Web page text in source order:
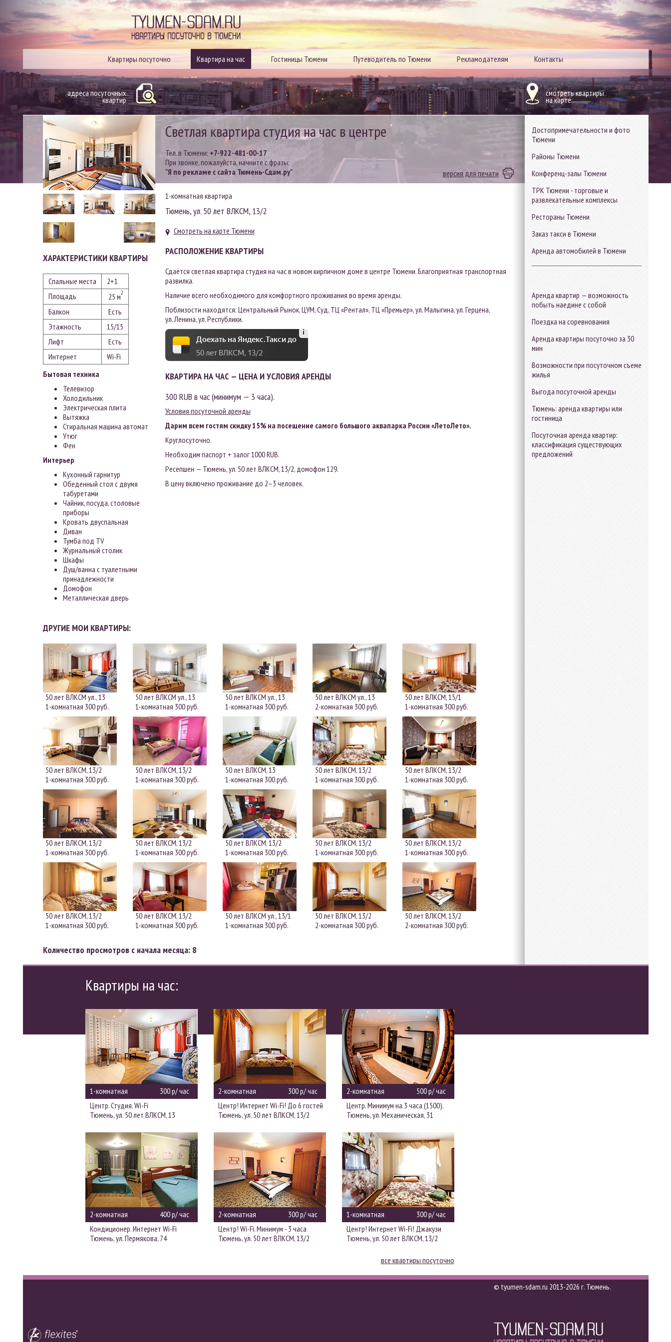
Квартиры посуточно в Тюмени
Квартиры посуточно Квартира на час Гостиницы Тюмени Путеводитель по Тюмени Рекламодателям Контакты
адреса посуточных
квартир
смотреть квартиры
на карте
Достопримечательности и фото
Тюмени
Районы Тюмени
Конференц-залы Тюмени
ТРК Тюмени - торговые и
развлекательные комплексы
Рестораны Тюмени
Заказ такси в Тюмени
Аренда автомобилей в Тюмени
Аренда квартир — возможность
побыть наедине с собой
Поездка на соревнования
Аренда квартиры посуточно за 30
мин
Возможности при посуточном съеме
жилья
Выгода посуточной аренды
Тюмень: аренда квартиры или
гостиница
Посуточная аренда квартир:
классификация существующих
предложений
Светлая квартира студия на час в центре
Тел. в Тюмени: +7-922-481-00-17
При звонке, пожалуйста, начните с фразы:
"Я по рекламе с сайта Тюмень-Сдам.ру"
версия для печати
ХАРАКТЕРИСТИКИ КВАРТИРЫ
Спальные места
2+1
Площадь
25 м2
Балкон
Есть
Этажность
15/15
Лифт
Есть
Интернет
Wi-Fi
Бытовая техника
Телевизор
Холодильник
Электрическая плита
Вытяжка
Стиральная машина автомат
Утюг
Фен
Интерьер
Кухонный гарнитур
Обеденный стол с двумя
табуретами
Чайник, посуда, столовые
приборы
Кровать двуспальная
Диван
Тумба под TV
Журнальный столик
Шкафы
Душ/ванна с туалетными
принадлежности
Домофон
Металлическая дверь
1-комнатная квартира
Тюмень, ул. 50 лет ВЛКСМ, 13/2
Смотреть на карте Тюмени
РАСПОЛОЖЕНИЕ КВАРТИРЫ
Сдаётся светлая квартира студия на час в новом кирпичном доме в центре Тюмени. Благоприятная транспортная
развилка.
Наличие всего необходимого для комфортного проживания во время аренды.
Поблизости находятся: Центральный Рынок, ЦУМ, Суд, ТЦ «Рентал», ТЦ «Премьер», ул. Малыгина, ул. Герцена,
ул. Ленина, ул. Республики.
Доехать на Яндекс.Такси до
50 лет ВЛКСМ, 13/2
КВАРТИРА НА ЧАС — ЦЕНА И УСЛОВИЯ АРЕНДЫ
300 RUB в час (минимум — 3 часа).
Условия посуточной аренды
Дарим всем гостям скидку 15% на посещение самого большого аквапарка России «ЛетоЛето».
Круглосуточно.
Необходим паспорт + залог 1000 RUB.
Ресепшен — Тюмень, ул. 50 лет ВЛКСМ, 13/2, домофон 129.
В цену включено проживание до 2–3 человек.
ДРУГИЕ МОИ КВАРТИРЫ:
50 лет ВЛКСМ ул., 13
1-комнатная 300 руб.
50 лет ВЛКСМ ул., 13
1-комнатная 300 руб.
50 лет ВЛКСМ ул., 13
1-комнатная 300 руб.
50 лет ВЛКСМ ул., 13
2-комнатная 300 руб.
50 лет ВЛКСМ, 15/1
1-комнатная 300 руб.
50 лет ВЛКСМ, 13/2
1-комнатная 300 руб.
50 лет ВЛКСМ, 13/2
1-комнатная 300 руб.
50 лет ВЛКСМ, 13
1-комнатная 300 руб.
50 лет ВЛКСМ, 13/2
1-комнатная 300 руб.
50 лет ВЛКСМ, 13/2
1-комнатная 300 руб.
50 лет ВЛКСМ, 13/2
1-комнатная 300 руб.
50 лет ВЛКСМ, 13/2
1-комнатная 300 руб.
50 лет ВЛКСМ, 13/2
1-комнатная 300 руб.
50 лет ВЛКСМ, 13/2
1-комнатная 300 руб.
50 лет ВЛКСМ, 13/2
1-комнатная 300 руб.
50 лет ВЛКСМ, 13/2
1-комнатная 300 руб.
50 лет ВЛКСМ, 13/2
1-комнатная 300 руб.
50 лет ВЛКСМ ул., 13/1
1-комнатная 300 руб.
50 лет ВЛКСМ, 13/2
2-комнатная 300 руб.
50 лет ВЛКСМ, 13/2
2-комнатная 300 руб.
Количество просмотров с начала месяца: 8
Квартиры на час:
1-комнатная
300 р/ час
Центр. Студия. Wi-Fi
Тюмень, ул. 50 лет ВЛКСМ, 13
2-комнатная
300 р/ час
Центр! Интернет Wi-Fi! До 6 гостей
Тюмень, ул. 50 лет ВЛКСМ, 13/2
2-комнатная
500 р/ час
Центр. Минимум на 3 часа (1500).
Тюмень, ул. Механическая, 31
2-комнатная
400 р/ час
Кондиционер. Интернет Wi-Fi
Тюмень, ул. Пермякова, 74
2-комнатная
300 р/ час
Центр! Wi-Fi. Минимум - 3 часа
Тюмень, ул. 50 лет ВЛКСМ, 13/2
1-комнатная
300 р/ час
Центр! Интернет Wi-Fi! Джакузи
Тюмень, ул. 50 лет ВЛКСМ, 13/2
все квартиры посуточно
© tyumen-sdam.ru 2013-2026 г. Тюмень.